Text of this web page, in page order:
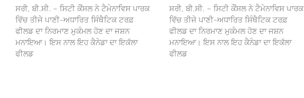
ਸਰੀ, ਬੀ.ਸੀ. – ਸਿਟੀ ਕੌਂਸਲ ਨੇ ਟੈਮੇਨਾਵਿਸ ਪਾਰਕ
ਵਿੱਚ ਤੀਜੇ ਪਾਣੀ-ਅਧਾਰਿਤ ਸਿੰਥੈਟਿਕ ਟਰਫ਼
ਫੀਲਡ ਦਾ ਨਿਰਮਾਣ ਮੁਕੰਮਲ ਹੋਣ ਦਾ ਜਸ਼ਨ
ਮਨਾਇਆ। ਇਸ ਨਾਲ ਇਹ ਕੈਨੇਡਾ ਦਾ ਇਕੱਲਾ
ਫੀਲਡ
ਸਰੀ, ਬੀ.ਸੀ. – ਸਿਟੀ ਕੌਂਸਲ ਨੇ ਟੈਮੇਨਾਵਿਸ ਪਾਰਕ
ਵਿੱਚ ਤੀਜੇ ਪਾਣੀ-ਅਧਾਰਿਤ ਸਿੰਥੈਟਿਕ ਟਰਫ਼
ਫੀਲਡ ਦਾ ਨਿਰਮਾਣ ਮੁਕੰਮਲ ਹੋਣ ਦਾ ਜਸ਼ਨ
ਮਨਾਇਆ। ਇਸ ਨਾਲ ਇਹ ਕੈਨੇਡਾ ਦਾ ਇਕੱਲਾ
ਫੀਲਡ